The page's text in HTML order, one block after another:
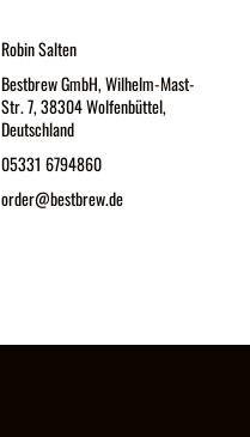
Robin Salten
Bestbrew GmbH, Wilhelm-Mast-
Str. 7, 38304 Wolfenbüttel,
Deutschland
05331 6794860
order@bestbrew.de